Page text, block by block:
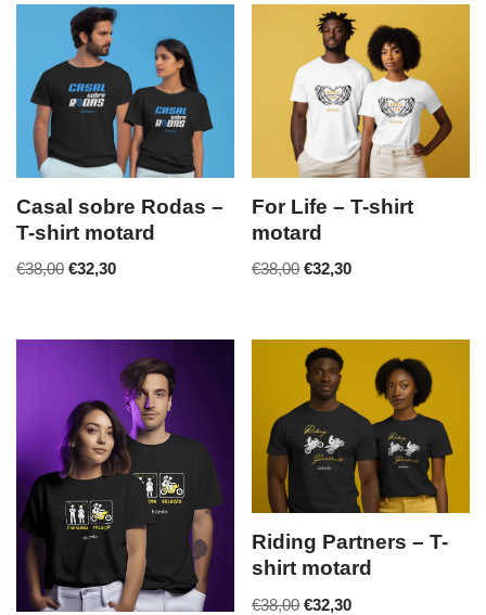
Casal sobre Rodas –
T-shirt motard
€38,00 €32,30
For Life – T-shirt
motard
€38,00 €32,30
Riding Partners – T-
shirt motard
€38,00 €32,30